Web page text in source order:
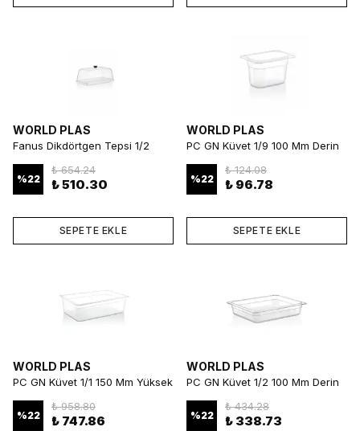
WORLD PLAS
Fanus Dikdörtgen Tepsi 1/2
Çözümü
%22
₺ 654.24
₺ 510.30
SEPETE EKLE
WORLD PLAS
PC GN Küvet 1/9 100 Mm Derin
%22
₺ 124.08
₺ 96.78
SEPETE EKLE
WORLD PLAS
PC GN Küvet 1/1 150 Mm Yüksek
%22
₺ 958.80
₺ 747.86
WORLD PLAS
PC GN Küvet 1/2 100 Mm Derin
%22
₺ 434.28
₺ 338.73